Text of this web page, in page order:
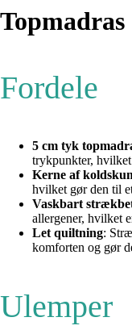
Fordele
5 cm tyk
trykpunkter, hvilket
Kerne af
hvilket gør den til
Vaskbart
allergener, hvilket
Let quiltning:
komforten og gør
Ulemper